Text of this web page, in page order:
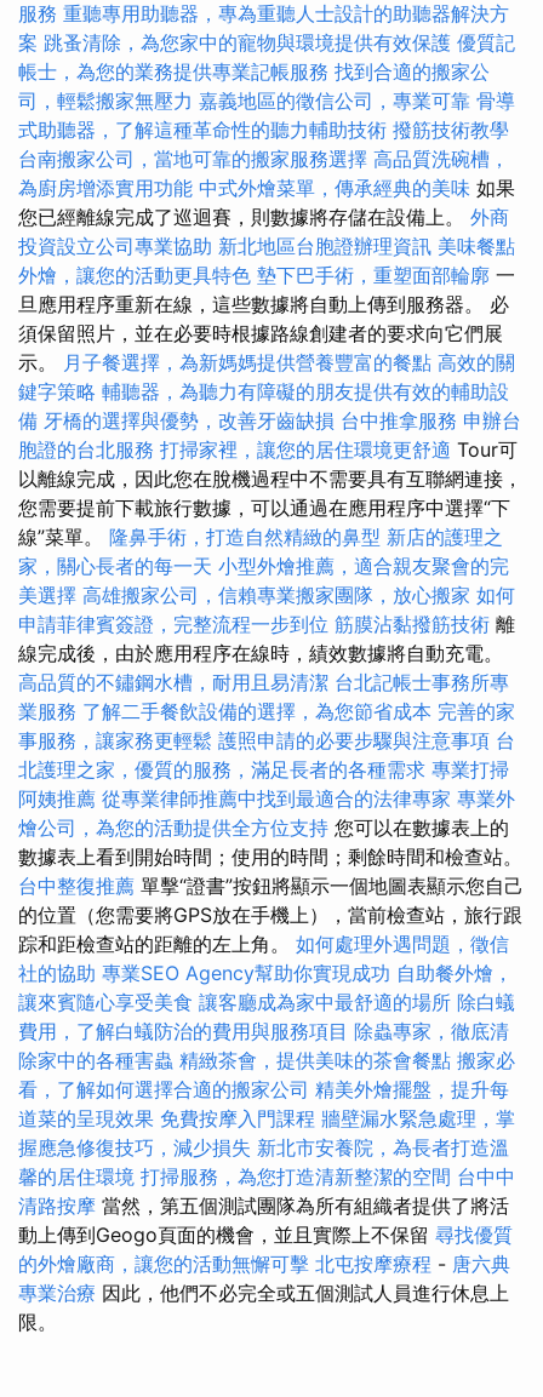
服務 重聽專用助聽器，專為重聽人士設計的助聽器解決方
案 跳蚤清除，為您家中的寵物與環境提供有效保護 優質記
帳士，為您的業務提供專業記帳服務 找到合適的搬家公
司，輕鬆搬家無壓力 嘉義地區的徵信公司，專業可靠 骨導
式助聽器，了解這種革命性的聽力輔助技術 撥筋技術教學
台南搬家公司，當地可靠的搬家服務選擇 高品質洗碗槽，
為廚房增添實用功能 中式外燴菜單，傳承經典的美味 如果
您已經離線完成了巡迴賽，則數據將存儲在設備上。 外商
投資設立公司專業協助 新北地區台胞證辦理資訊 美味餐點
外燴，讓您的活動更具特色 墊下巴手術，重塑面部輪廓 一
旦應用程序重新在線，這些數據將自動上傳到服務器。 必
須保留照片，並在必要時根據路線創建者的要求向它們展
示。 月子餐選擇，為新媽媽提供營養豐富的餐點 高效的關
鍵字策略 輔聽器，為聽力有障礙的朋友提供有效的輔助設
備 牙橋的選擇與優勢，改善牙齒缺損 台中推拿服務 申辦台
胞證的台北服務 打掃家裡，讓您的居住環境更舒適 Tour可
以離線完成，因此您在脫機過程中不需要具有互聯網連接，
您需要提前下載旅行數據，可以通過在應用程序中選擇“下
線”菜單。 隆鼻手術，打造自然精緻的鼻型 新店的護理之
家，關心長者的每一天 小型外燴推薦，適合親友聚會的完
美選擇 高雄搬家公司，信賴專業搬家團隊，放心搬家 如何
申請菲律賓簽證，完整流程一步到位 筋膜沾黏撥筋技術 離
線完成後，由於應用程序在線時，績效數據將自動充電。
高品質的不鏽鋼水槽，耐用且易清潔 台北記帳士事務所專
業服務 了解二手餐飲設備的選擇，為您節省成本 完善的家
事服務，讓家務更輕鬆 護照申請的必要步驟與注意事項 台
北護理之家，優質的服務，滿足長者的各種需求 專業打掃
阿姨推薦 從專業律師推薦中找到最適合的法律專家 專業外
燴公司，為您的活動提供全方位支持 您可以在數據表上的
數據表上看到開始時間；使用的時間；剩餘時間和檢查站。
台中整復推薦 單擊“證書”按鈕將顯示一個地圖表顯示您自己
的位置（您需要將GPS放在手機上），當前檢查站，旅行跟
踪和距檢查站的距離的左上角。 如何處理外遇問題，徵信
社的協助 專業SEO Agency幫助你實現成功 自助餐外燴，
讓來賓隨心享受美食 讓客廳成為家中最舒適的場所 除白蟻
費用，了解白蟻防治的費用與服務項目 除蟲專家，徹底清
除家中的各種害蟲 精緻茶會，提供美味的茶會餐點 搬家必
看，了解如何選擇合適的搬家公司 精美外燴擺盤，提升每
道菜的呈現效果 免費按摩入門課程 牆壁漏水緊急處理，掌
握應急修復技巧，減少損失 新北市安養院，為長者打造溫
馨的居住環境 打掃服務，為您打造清新整潔的空間 台中中
清路按摩 當然，第五個測試團隊為所有組織者提供了將活
動上傳到Geogo頁面的機會，並且實際上不保留 尋找優質
的外燴廠商，讓您的活動無懈可擊 北屯按摩療程 - 唐六典
專業治療 因此，他們不必完全或五個測試人員進行休息上
限。